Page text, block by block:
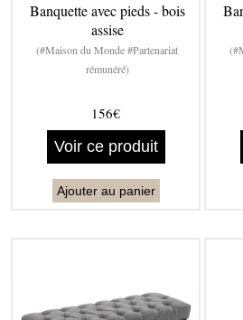
Banquette avec pieds - bois
assise
(#Maison du Monde #Partenariat
rémunéré)
156€
Voir ce produit
Ajouter au panier